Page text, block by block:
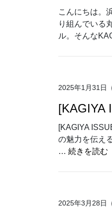
こんにちは。
り組んでいる
ル。そんな
2025年1月31日
[KAGIYA
[KAGIYA
の魅力を伝え
… 続きを読む
2025年3月28日